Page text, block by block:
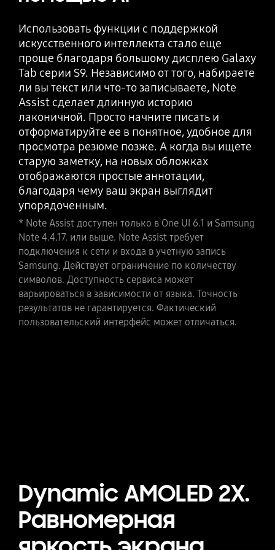
Использовать функции с поддержкой
искусственного интеллекта стало еще
проще благодаря большому дисплею Galaxy
Tab серии S9. Независимо от того, набираете
ли вы текст или что-то записываете, Note
Assist сделает длинную историю
лаконичной. Просто начните писать и
отформатируйте ее в понятное, удобное для
просмотра резюме позже. А когда вы ищете
старую заметку, на новых обложках
отображаются простые аннотации,
благодаря чему ваш экран выглядит
упорядоченным.
* Note Assist доступен только в One UI 6.1 и Samsung
Note 4.4.17. или выше. Note Assist требует
подключения к сети и входа в учетную запись
Samsung. Действует ограничение по количеству
символов. Доступность сервиса может
варьироваться в зависимости от языка. Точность
результатов не гарантируется. Фактический
пользовательский интерфейс может отличаться.
Что-то не на своем месте? Просто
переместите это в программе.
Использование функций с поддержкой
искусственного интеллекта стало проще
благодаря большому дисплею Galaxy Tab
серии S9. Новые возможности
редактирования с использованием
искусственного интеллекта позволяют
получить желаемую фотографию, например,
перемещать объекты и разумно заполнять
пространство, которое они оставили после
себя.
* Generative Edit доступен только в One UI 6.1 и
Photo editor 3.4.21 или выше. Для Generative Edit
требуется подключение к сети и вход в Samsung
Account. Редактирование с помощью Generative Edit
приводит к изменению размера фотографии до 12
МП. Видимый водяной знак накладывается на
выводимое изображение при сохранении, чтобы
указать, что изображение сгенерировано
искусственным интеллектом. Точность и
Воспользуйтесь Circle to Search с Google и
выполняйте поиск так, как никогда раньше.
Просто обведите объект, чтобы получить
результаты поиска Google. Это новый
визуальный способ найти то, что вы ищете.
Выполняйте поиск так, как никогда раньше,
с помощью Circle to Search благодаря
Google.
* Результаты приведены только для иллюстрации.
Результаты могут отличаться в зависимости от
визуального соответствия. Требуется подключение
к Интернету. Пользователям может потребоваться
обновить Android до последней версии.
Функциональность продукта может зависеть от
настроек вашего приложения и устройства.
Некоторые функции могут быть несовместимы с
определенными приложениями. Доступность
сервиса зависит от страны и языка. Точность
результатов не гарантируется.
Dynamic AMOLED 2X.
Равномерная